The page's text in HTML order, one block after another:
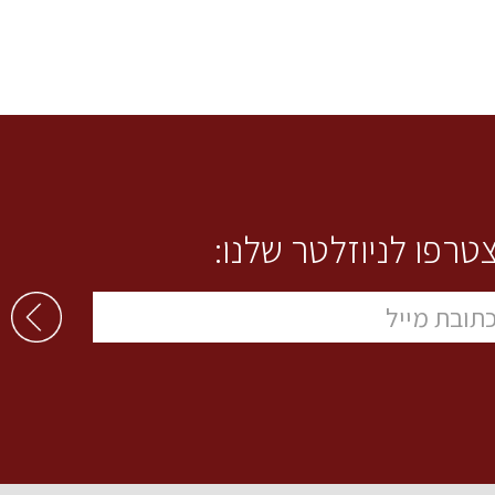
לניוזלטר שלנו: